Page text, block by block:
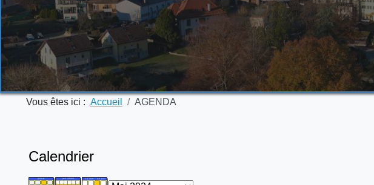
Vous êtes ici : Accueil AGENDA
Calendrier